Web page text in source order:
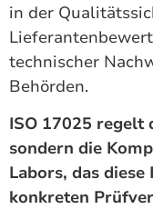
in der
technischer
Behörden.
ISO 17025 regelt
sondern die
Labors, das
konkreten